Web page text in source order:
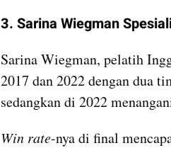
3. Sarina Wiegman
Sarina Wiegman, pelatih
2017 dan 2022 dengan dua
sedangkan di 2022
Win rate-nya di final